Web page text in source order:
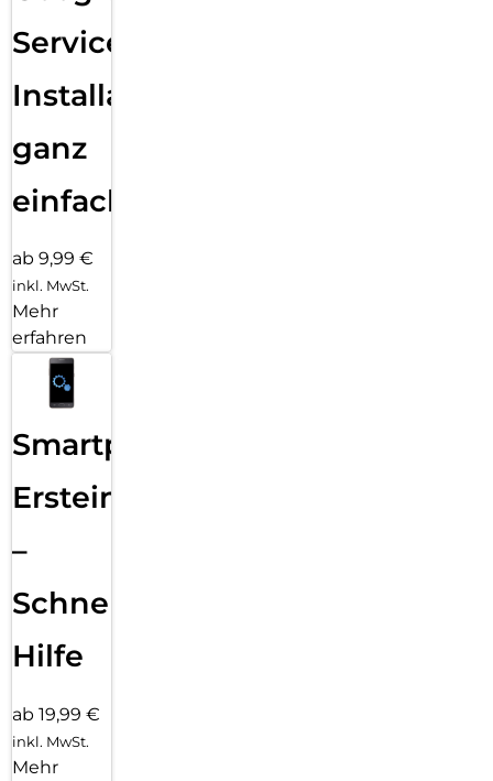
Services
Installation
ganz
einfach
ab 9,99 €
inkl. MwSt.
Mehr
erfahren
Smartphone
Ersteinrichtung
–
Schnelle
Hilfe
ab 19,99 €
inkl. MwSt.
Mehr